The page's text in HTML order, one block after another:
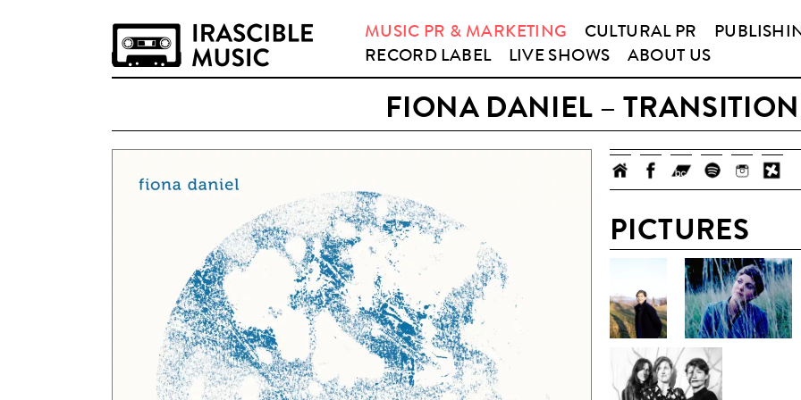
MUSIC PR & MARKETING CULTURAL PR
RECORD LABEL
LIVE SHOWS ABOUT US
FIONA DANIEL –
PICTURES